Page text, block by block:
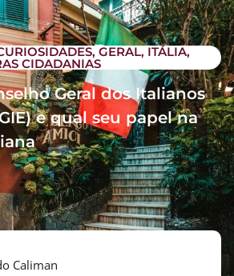
, GERAL, ITÁLIA,
CIDADANIAS
Geral dos Italianos
e qual seu papel na
Caliman